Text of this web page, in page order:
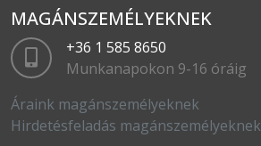
MAGÁNSZEMÉLYEKNEK
+36 1 585 8650
Munkanapokon 9-16 óráig
Áraink magánszemélyeknek
Hirdetésfeladás magánszemélyeknek